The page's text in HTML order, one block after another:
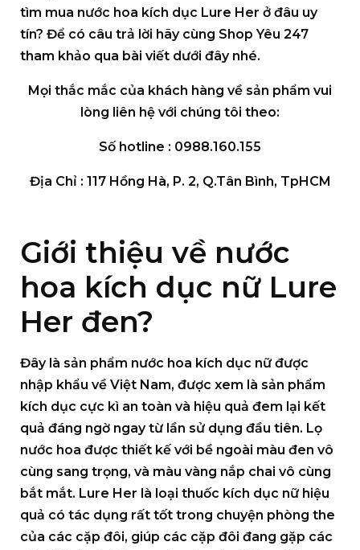
tìm mua nước hoa kích dục Lure Her ở đâu uy
tín? Để có câu trả lời hãy cùng Shop Yêu 247
tham khảo qua bài viết dưới đây nhé.
Mọi thắc mắc của khách hàng về sản phẩm vui
lòng liên hệ với chúng tôi theo:
Số hotline : 0988.160.155
Địa Chỉ : 117 Hồng Hà, P. 2, Q.Tân Bình, TpHCM
Giới thiệu về nước
hoa kích dục nữ Lure
Her đen?
Đây là sản phẩm nước hoa kích dục nữ được
nhập khẩu về Việt Nam, được xem là sản phẩm
kích dục cực kì an toàn và hiệu quả đem lại kết
quả đáng ngờ ngay từ lần sử dụng đầu tiên. Lọ
nước hoa được thiết kế với bề ngoài màu đen vô
cùng sang trọng, và màu vàng nắp chai vô cùng
bắt mắt. Lure Her là loại thuốc kích dục nữ hiệu
quả có tác dụng rất tốt trong chuyện phòng the
của các cặp đôi, giúp các cặp đôi đang gặp các